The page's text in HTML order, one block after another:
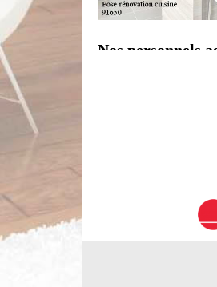
Nos personnels
Voulez-vous un
équipement de
ainsi votre cuisine et